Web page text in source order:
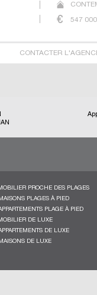
547 000
CONTACTER
PROCHE DES PLAGES
MAISONS PLAGES À PIED
PLAGE À PIED
DE LUXE
DE LUXE
MAISONS DE LUXE